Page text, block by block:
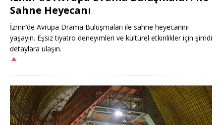
Sahne Heyecanı
İzmir’de Avrupa Drama Buluşmaları ile sahne heyecanını
yaşayın. Eşsiz tiyatro deneyimleri ve kültürel etkinlikler için şimdi
detaylara ulaşın.